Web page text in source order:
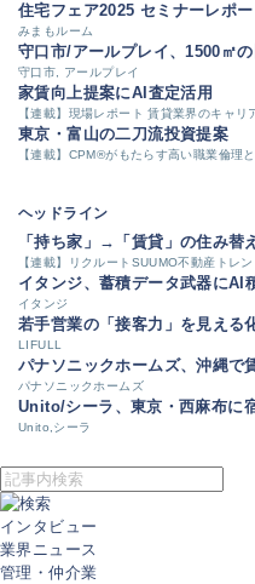
住宅フェア2025 セミナーレポー
みまもルーム
守口市/アールプレイ、1500㎡
守口市, アールプレイ
家賃向上提案にAI査定活用
【連載】現場レポート 賃貸業界のキャ
東京・富山の二刀流投資提案
【連載】CPM®がもたらす高い職業倫理
ヘッドライン
「持ち家」→「賃貸」の住み替
【連載】リクルートSUUMO不動産トレ
イタンジ、蓄積データ武器にAI
イタンジ
若手営業の「接客力」を見える
LIFULL
パナソニックホームズ、沖縄で
パナソニックホームズ
Unito/シーラ、東京・西麻布に
Unito,シーラ
インタビュー
業界ニュース
管理・仲介業